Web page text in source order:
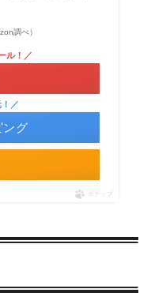
調べ）
ル！／
／
ング
ポチップ